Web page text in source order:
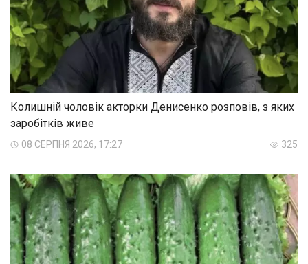
Колишній чоловік акторки Денисенко розповів, з яких
заробітків живе
08 СЕРПНЯ 2026, 17:27 325